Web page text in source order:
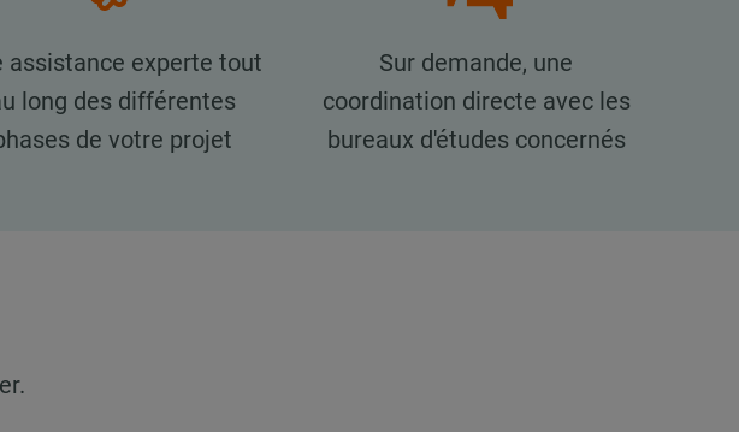
assistance experte tout
long des différentes
de votre projet
Sur demande, une
coordination directe avec les
bureaux d'études concernés